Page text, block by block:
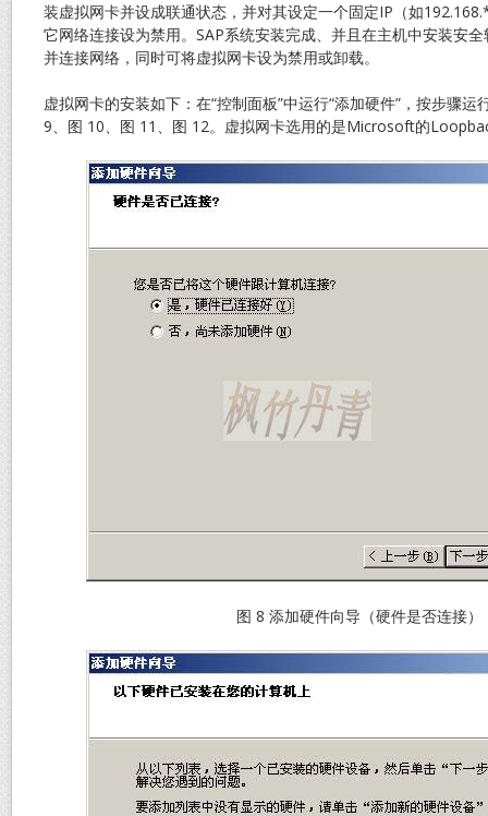
装虚拟网卡并设成联通状态，并对其设定一个固定IP（如
它网络连接设为禁用。SAP系统安装完成、并且在主机中安装安
并连接网络，同时可将虚拟网卡设为禁用或卸载。
虚拟网卡的安装如下：在“控制面板”中运行“添加硬件”，按步骤
9、图 10、图 11、图 12。虚拟网卡选用的是Microsoft的
图 8 添加硬件向导（硬件是否连接）